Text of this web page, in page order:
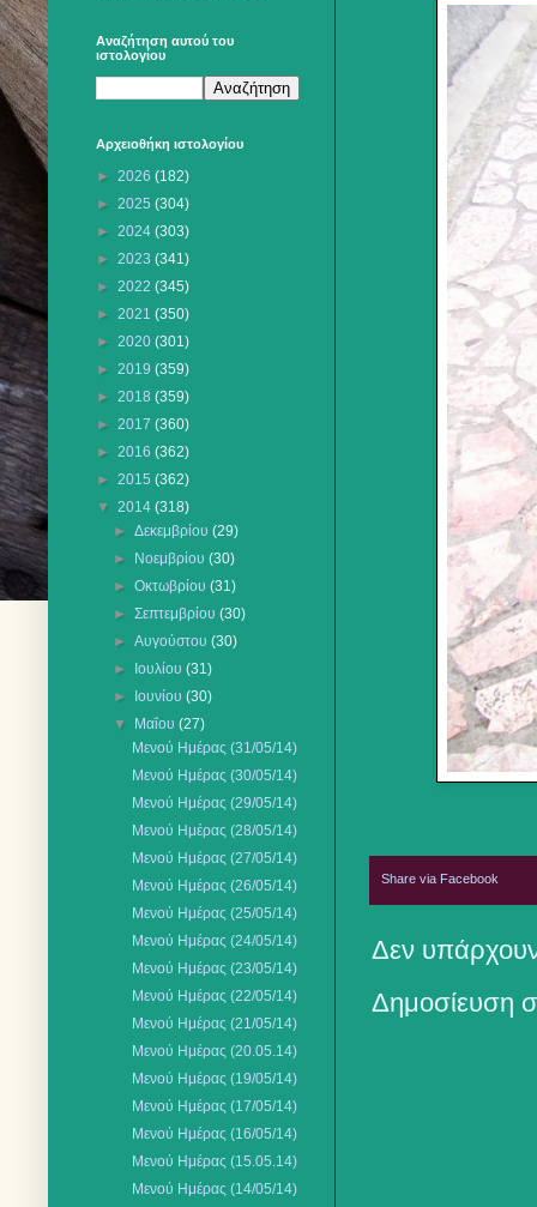
Share via Facebook
Δεν
Δημοσίευση
Αναζήτηση αυτού του
ιστολογίου
Αρχειοθήκη ιστολογίου
► 2026 (182)
► 2025 (304)
► 2024 (303)
► 2023 (341)
► 2022 (345)
► 2021 (350)
► 2020 (301)
► 2019 (359)
► 2018 (359)
► 2017 (360)
► 2016 (362)
► 2015 (362)
▼ 2014 (318)
►Δεκεμβρίου(29)
►
Νοεμβρίου(30)
►Οκτωβρίου(31)
►Σεπτεμβρίου(30)
►Αυγούστου(30)
►
Ιουλίου(31)
►
Ιουνίου(30)
▼
Μαΐου(27)
Μενού Ημέρας (31/05/14)
Μενού Ημέρας (30/05/14)
Μενού Ημέρας (29/05/14)
Μενού Ημέρας (28/05/14)
Μενού Ημέρας (27/05/14)
Μενού Ημέρας (26/05/14)
Μενού Ημέρας (25/05/14)
Μενού Ημέρας (24/05/14)
Μενού Ημέρας (23/05/14)
Μενού Ημέρας (22/05/14)
Μενού Ημέρας (21/05/14)
Μενού Ημέρας (20.05.14)
Μενού Ημέρας (19/05/14)
Μενού Ημέρας (17/05/14)
Μενού Ημέρας (16/05/14)
Μενού Ημέρας (15.05.14)
Μενού Ημέρας (14/05/14)